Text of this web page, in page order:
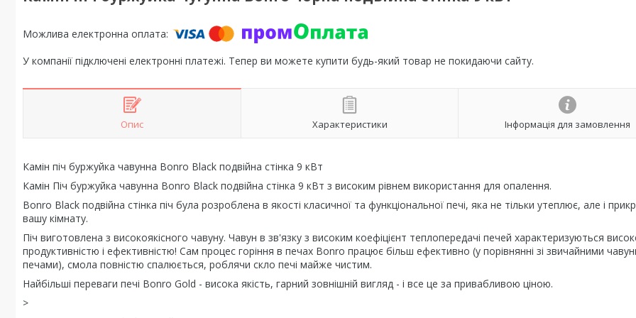
У компанії підключені електронні платежі. Тепер ви можете купити будь-який товар не покидаючи сайту.
Опис Характеристики Інформація для замовлення
Камін піч буржуйка чавунна Bonro Black подвійна стінка 9 кВт
Камін Піч буржуйка чавунна Bonro Black подвійна стінка 9 кВт з високим рівнем використання для опалення.
Bonro Black подвійна стінка піч була розроблена в якості класичної та функціональної печі, яка не тільки утеплює, але і
вашу кімнату.
Піч виготовлена з високоякісного чавуну. Чавун в зв'язку з високим коефіцієнт теплопередачі печей характеризуються
продуктивністю і ефективністю! Сам процес горіння в печах Bonro працює більш ефективно (у порівнянні зі звичайними
печами), смола повністю спалюється, роблячи скло печі майже чистим.
Найбільші переваги печі Bonro Gold - висока якість, гарний зовнішній вигляд - і все це за привабливою ціною.
>